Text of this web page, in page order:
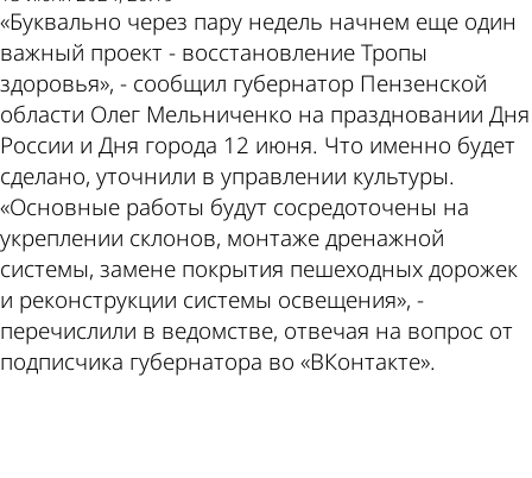
«Буквально через пару недель начнем еще один
важный проект - восстановление Тропы
здоровья», - сообщил губернатор Пензенской
области Олег Мельниченко на праздновании Дня
России и Дня города 12 июня. Что именно будет
сделано, уточнили в управлении культуры.
«Основные работы будут сосредоточены на
укреплении склонов, монтаже дренажной
системы, замене покрытия пешеходных дорожек
и реконструкции системы освещения», -
перечислили в ведомстве, отвечая на вопрос от
подписчика губернатора во «ВКонтакте».